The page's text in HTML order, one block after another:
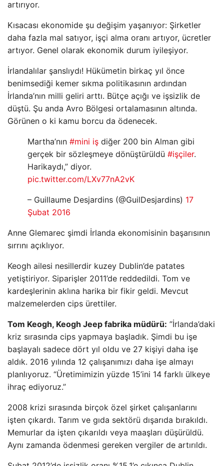
artırıyor.
Kısacası ekonomide şu değişim yaşanıyor: Şirketler
daha fazla mal satıyor, işçi alma oranı artıyor, ücretler
artıyor. Genel olarak ekonomik durum iyileşiyor.
İrlandalılar şanslıydı! Hükümetin birkaç yıl önce
benimsediği kemer sıkma politikasının ardından
İrlanda’nın milli geliri arttı. Bütçe açığı ve işsizlik de
düştü. Şu anda Avro Bölgesi ortalamasının altında.
Görünen o ki kamu borcu da ödenecek.
Martha’nın #mini iş diğer 200 bin Alman gibi
gerçek bir sözleşmeye dönüştürüldü #işçiler.
Harikaydı,” diyor.
pic.twitter.com/LXv77nA2vK
– Guillaume Desjardins (@GuilDesjardins) 17
Şubat 2016
Anne Glemarec şimdi İrlanda ekonomisinin başarısının
sırrını açıklıyor.
Keogh ailesi nesillerdir kuzey Dublin’de patates
yetiştiriyor. Siparişler 2011’de reddedildi. Tom ve
kardeşlerinin aklına harika bir fikir geldi. Mevcut
malzemelerden cips ürettiler.
Tom Keogh, Keogh Jeep fabrika müdürü: ”İrlanda’daki
kriz sırasında cips yapmaya başladık. Şimdi bu işe
başlayalı sadece dört yıl oldu ve 27 kişiyi daha işe
aldık. 2016 yılında 12 çalışanımızı daha işe almayı
planlıyoruz. “Üretimimizin yüzde 15’ini 14 farklı ülkeye
ihraç ediyoruz.”
2008 krizi sırasında birçok özel şirket çalışanlarını
işten çıkardı. Tarım ve gıda sektörü dışarıda bırakıldı.
Memurlar da işten çıkarıldı veya maaşları düşürüldü.
Aynı zamanda ödenmesi gereken vergiler de artırıldı.